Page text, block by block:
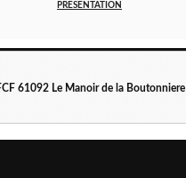
PRESENTATION
61092 Le Manoir de la Boutonniere